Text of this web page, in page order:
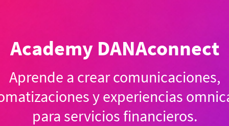
Academy DANAconnect
Aprende a crear comunicaciones,
y experiencias
para servicios financieros.